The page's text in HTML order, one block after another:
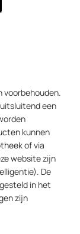
voorbehouden.
een
kunnen
of via
website zijn
De
in het
zijn